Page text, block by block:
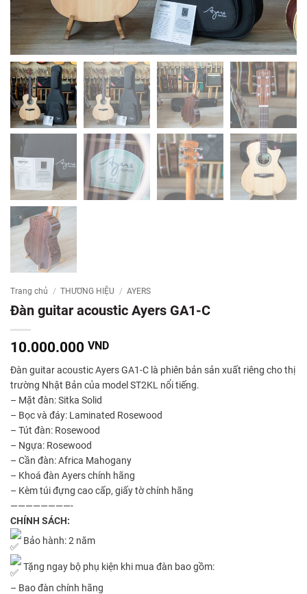
Trang chủ / THƯƠNG HIỆU / AYERS
Đàn guitar acoustic Ayers GA1-C
10.000.000 VND
Đàn guitar acoustic Ayers GA1-C là phiên bản sản xuất riêng cho thị
trường Nhật Bản của model ST2KL nổi tiếng.
– Mặt đàn: Sitka Solid
– Bọc và đáy: Laminated Rosewood
– Tút đàn: Rosewood
– Ngựa: Rosewood
– Cần đàn: Africa Mahogany
– Khoá đàn Ayers chính hãng
– Kèm túi đựng cao cấp, giấy tờ chính hãng
————————-
CHÍNH SÁCH:
Bảo hành: 2 năm
Tặng ngay bộ phụ kiện khi mua đàn bao gồm:
– Bao đàn chính hãng